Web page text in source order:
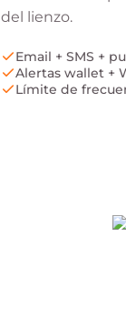
del lienzo.
Email + SMS +
Alertas wallet +
Límite de